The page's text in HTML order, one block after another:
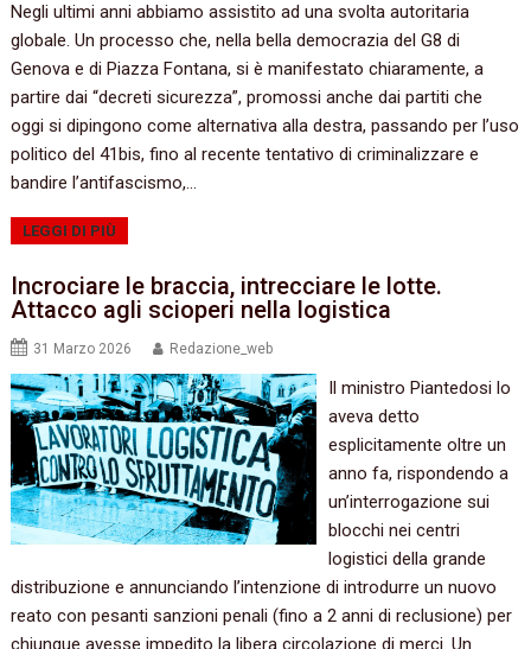
Negli ultimi anni abbiamo assistito ad una svolta autoritaria
globale. Un processo che, nella bella democrazia del G8 di
Genova e di Piazza Fontana, si è manifestato chiaramente, a
partire dai “decreti sicurezza”, promossi anche dai partiti che
oggi si dipingono come alternativa alla destra, passando per l’uso
politico del 41bis, fino al recente tentativo di criminalizzare e
bandire l’antifascismo,…
LEGGI DI PIÙ
Incrociare le braccia, intrecciare le lotte.
Attacco agli scioperi nella logistica
31 Marzo 2026 Redazione_web
Il ministro Piantedosi lo
aveva detto
esplicitamente oltre un
anno fa, rispondendo a
un’interrogazione sui
blocchi nei centri
logistici della grande
distribuzione e annunciando l’intenzione di introdurre un nuovo
reato con pesanti sanzioni penali (fino a 2 anni di reclusione) per
chiunque avesse impedito la libera circolazione di merci. Un